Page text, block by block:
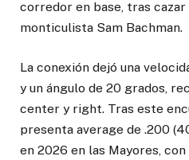
corredor en base, tras cazar
monticulista Sam Bachman.
La conexión dejó una
y un ángulo de 20 grados,
center y right. Tras este
presenta average de .200
en 2026 en las Mayores,